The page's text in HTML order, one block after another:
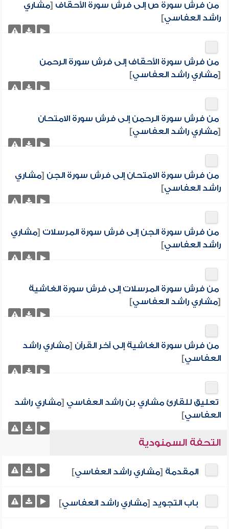
من فرش سورة ص إلى فرش سورة الأحقاف [مشاري
راشد العفاسي]
من فرش سورة الأحقاف إلى فرش سورة الرحمن
[مشاري راشد العفاسي]
من فرش سورة الرحمن إلى فرش سورة الامتحان
[مشاري راشد العفاسي]
من فرش سورة الامتحان إلى فرش سورة الجن [مشاري
راشد العفاسي]
من فرش سورة الجن إلى فرش سورة المرسلات [مشاري
راشد العفاسي]
من فرش سورة المرسلات إلى فرش سورة الغاشية
[مشاري راشد العفاسي]
من فرش سورة الغاشية إلى آخر القرآن [مشاري راشد
العفاسي]
تعليق للقارئ مشاري بن راشد العفاسي [مشاري راشد
العفاسي]
التحفة السمنودية
المقدمة [مشاري راشد العفاسي]
باب التجويد [مشاري راشد العفاسي]